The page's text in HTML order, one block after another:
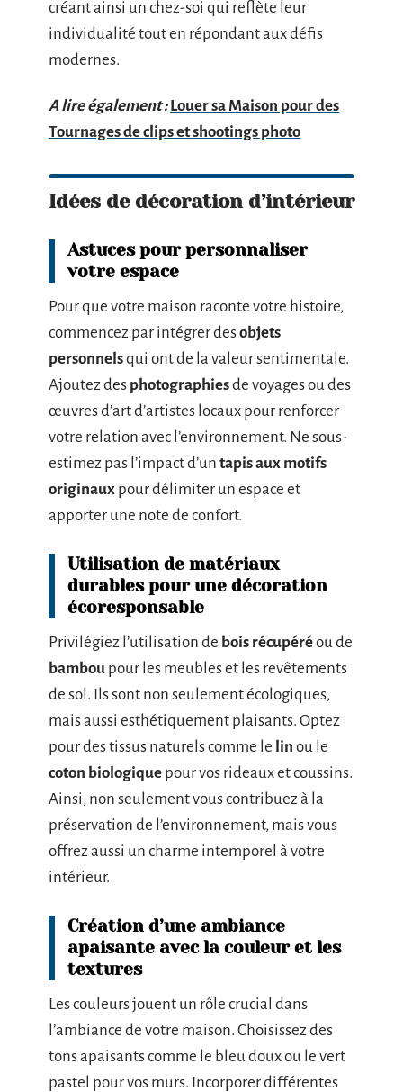
créant ainsi un chez-soi qui reflète leur
individualité tout en répondant aux défis
modernes.
A lire également : Louer sa Maison pour des
Tournages de clips et shootings photo
Idées de décoration d’intérieur
Astuces pour personnaliser
votre espace
Pour que votre maison raconte votre histoire,
commencez par intégrer desobjets
personnelsqui ont de la valeur sentimentale.
Ajoutez des photographiesde voyages ou des
œuvres d’art d’artistes locaux pour renforcer
votre relation avec l’environnement. Ne sous-
estimez pas l’impact d’un tapis aux motifs
originaux pour délimiter un espace et
apporter une note de confort.
Utilisation de matériaux
durables pour une décoration
écoresponsable
Privilégiez l’utilisation de bois récupéréou de
bambou pour les meubles et les revêtements
de sol. Ils sont non seulement écologiques,
mais aussi esthétiquement plaisants. Optez
pour des tissus naturels comme le lin ou le
coton biologique pour vos rideaux et coussins.
Ainsi, non seulement vous contribuez à la
préservation de l’environnement, mais vous
offrez aussi un charme intemporel à votre
intérieur.
Création d’une ambiance
apaisante avec la couleur et les
textures
Les couleurs jouent un rôle crucial dans
l’ambiance de votre maison. Choisissez des
tons apaisants comme le bleu doux ou le vert
pastel pour vos murs. Incorporer différentes